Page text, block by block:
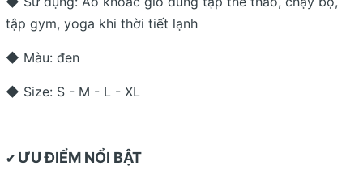
tập gym, yoga khi thời tiết lạnh
◆ Màu: đen
◆ Size: S - M - L - XL
✔ ƯU ĐIỂM NỔI BẬT